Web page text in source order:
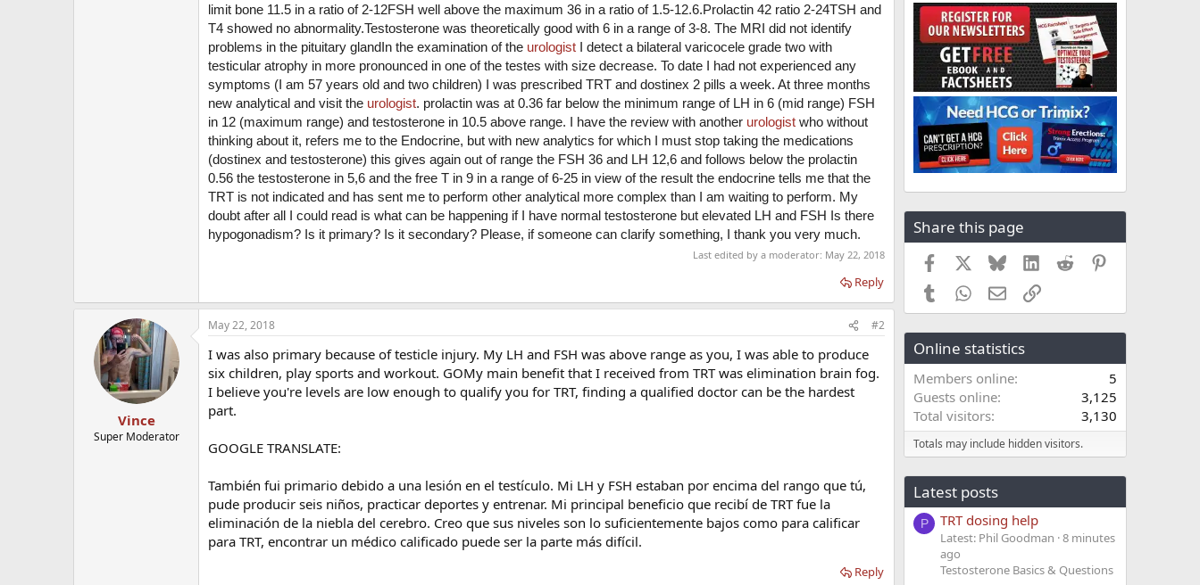
limit bone 11.5 in a ratio of 2-12FSH well above the maximum 36 in a ratio of 1.5-12.6.Prolactin 42 ratio 2-24TSH and
T4 showed no abnormality.Testosterone was theoretically good with 6 in a range of 3-8. The MRI did not identify
problems in the pituitary glandIn the examination of the urologist I detect a bilateral varicocele grade two with
testicular atrophy in more pronounced in one of the testes with size decrease. To date I had not experienced any
symptoms (I am 57 years old and two children) I was prescribed TRT and dostinex 2 pills a week. At three months
new analytical and visit the urologist. prolactin was at 0.36 far below the minimum range of LH in 6 (mid range) FSH
in 12 (maximum range) and testosterone in 10.5 above range. I have the review with another urologist who without
thinking about it, refers me to the Endocrine, but with new analytics for which I must stop taking the medications
(dostinex and testosterone) this gives again out of range the FSH 36 and LH 12,6 and follows below the prolactin
0.56 the testosterone in 5,6 and the free T in 9 in a range of 6-25 in view of the result the endocrine tells me that the
TRT is not indicated and has sent me to perform other analytical more complex than I am waiting to perform. My
doubt after all I could read is what can be happening if I have normal testosterone but elevated LH and FSH Is there
hypogonadism? Is it primary? Is it secondary? Please, if someone can clarify something, I thank you very much.
Last edited by a moderator: May 22, 2018
Reply
Vince
Super Moderator
May 22, 2018 #2
I was also primary because of testicle injury. My LH and FSH was above range as you, I was able to produce
six children, play sports and workout. GOMy main benefit that I received from TRT was elimination brain fog.
I believe you're levels are low enough to qualify you for TRT, finding a qualified doctor can be the hardest
part.
GOOGLE TRANSLATE:
También fui primario debido a una lesión en el testículo. Mi LH y FSH estaban por encima del rango que tú,
pude producir seis niños, practicar deportes y entrenar. Mi principal beneficio que recibí de TRT fue la
eliminación de la niebla del cerebro. Creo que sus niveles son lo suficientemente bajos como para calificar
para TRT, encontrar un médico calificado puede ser la parte más difícil.
Reply
Share this page
Facebook BlueskyLinkedIn
Reddit
TumblrWhatsApp
EmailLink
Online statistics
Members online
5
Guests online
3,125
Total visitors
3,130
Totals may include hidden visitors.
Latest posts
P TRT dosing help
Latest: Phil Goodman 8 minutes
ago
Testosterone Basics & Questions